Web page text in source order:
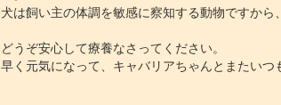
犬は飼い主の体調を敏感に察知する動物ですから
どうぞ安心して療養なさってください。
早く元気になって、キャバリアちゃんとまたいつ